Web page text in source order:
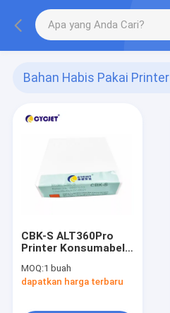
Bahan Habis Pakai Printer
CBK-S ALT360Pro
Printer Konsumabel
Berbasis Pelarut
Hitam
MOQ:1 buah
dapatkan harga terbaru